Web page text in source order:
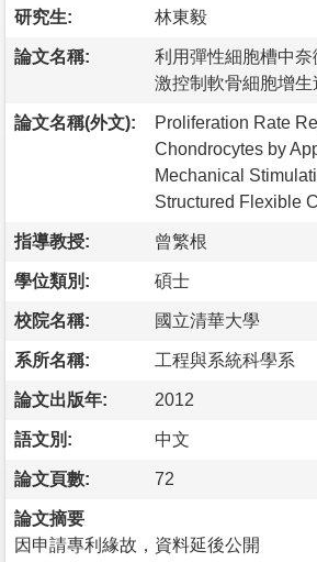
研究生: 林東毅
論文名稱:
利用彈性細胞槽中
激控制軟骨細胞增生
論文名稱(外文):
Proliferation Rate
Chondrocytes by
Mechanical
Structured Flexible
指導教授: 曾繁根
學位類別: 碩士
校院名稱: 國立清華大學
系所名稱: 工程與系統科學系
論文出版年: 2012
語文別: 中文
論文頁數: 72
論文摘要
因申請專利緣故，資料延後公開